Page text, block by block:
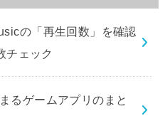
の「再生回数」を確認
チェック
るゲームアプリのまと